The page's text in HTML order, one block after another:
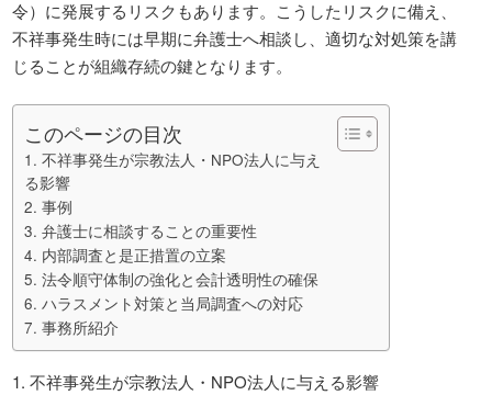
令）に発展するリスクもあります。こうしたリスクに備え、
不祥事発生時には早期に弁護士へ相談し、適切な対処策を講
じることが組織存続の鍵となります。
このページの目次
1. 不祥事発生が宗教法人・NPO法人に与え
る影響
2. 事例
3. 弁護士に相談することの重要性
4. 内部調査と是正措置の立案
5. 法令順守体制の強化と会計透明性の確保
6. ハラスメント対策と当局調査への対応
7. 事務所紹介
1. 不祥事発生が宗教法人・NPO法人に与える影響